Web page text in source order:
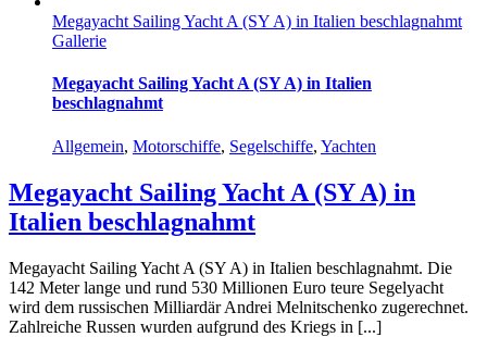
Megayacht Sailing Yacht A (SY A) in Italien beschlagnahmt
Gallerie
Megayacht Sailing Yacht A (SY A) in Italien
beschlagnahmt
Allgemein, Motorschiffe, Segelschiffe, Yachten
Megayacht Sailing Yacht A (SY A) in
Italien beschlagnahmt
Megayacht Sailing Yacht A (SY A) in Italien beschlagnahmt. Die
142 Meter lange und rund 530 Millionen Euro teure Segelyacht
wird dem russischen Milliardär Andrei Melnitschenko zugerechnet.
Zahlreiche Russen wurden aufgrund des Kriegs in [...]